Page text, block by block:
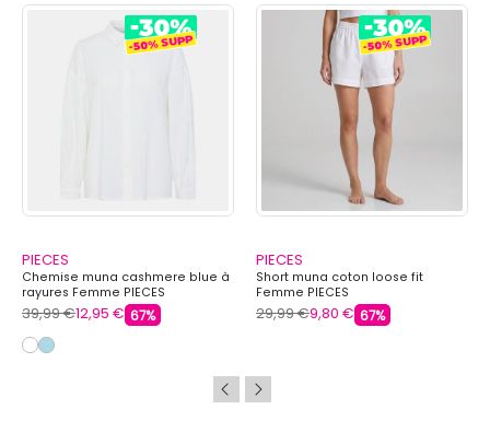
PIECES
Chemise muna cashmere blue à
rayures Femme PIECES
39,99 €12,95 € 67%
PIECES
Short muna coton loose fit
Femme PIECES
29,99 €9,80 € 67%